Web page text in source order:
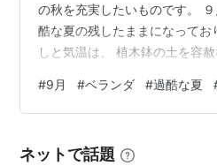
の秋を充実したいものです。
酷な夏の残したままになって
しと気温は、 植木鉢の土を容
した。 空になった鉢が、何個
ムセンターへ、花を見に行き
適当なので、 買う気にもなり
#9月 #ベランダ #過酷な夏
ネットで話題